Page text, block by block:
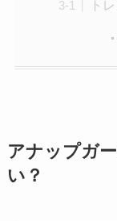
ト
アナップガ
い？